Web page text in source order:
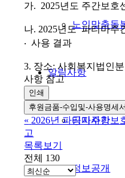
노인맞춤돌
알림사항
공지사항
정보공개
가. 2025년도 주간보호
나. 2025년도 파티마
‧ 사용 결과
3. 장소: 사회복지법인
사항 참고
인쇄
후원금품-수입및-사용명세
« 2026년 파티마주간보
고
목록보기
전체 130